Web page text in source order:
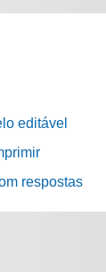
editável
respostas